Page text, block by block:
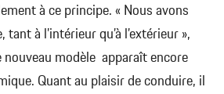
à ce principe. « Nous avons
à l’intérieur qu’à l’extérieur »,
nouveau modèle apparaît encore
Quant au plaisir de conduire, il